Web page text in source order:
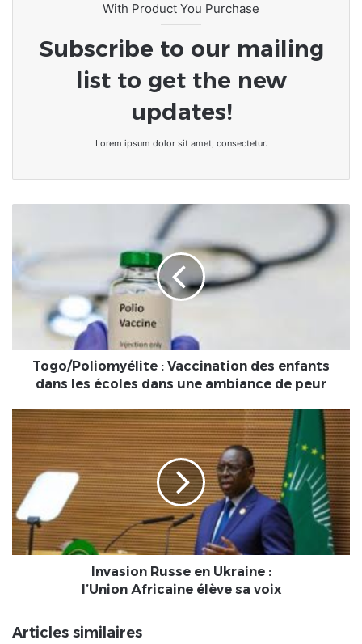
With Product You Purchase
Subscribe to our mailing
list to get the new
updates!
Lorem ipsum dolor sit amet, consectetur.
enfants
dans
ambiance
peur
Togo/Poliomyélite : Vaccination des enfants
dans les écoles dans une ambiance de peur
Invasion
Russe
en
Ukraine
:
l’Union
Africaine
élève
sa
Invasion Russe en Ukraine :
l’Union Africaine élève sa voix
Articles similaires